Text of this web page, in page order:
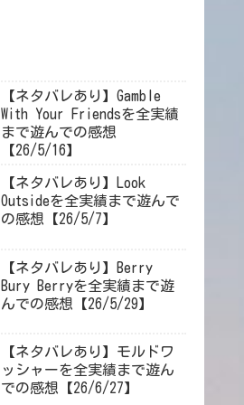
【ネタバレあり】Gamble
With Your Friendsを全実績
まで遊んでの感想
【26/5/16】
【ネタバレあり】Look
Outsideを全実績まで遊んで
の感想【26/5/7】
【ネタバレあり】Berry
Bury Berryを全実績まで遊
んでの感想【26/5/29】
【ネタバレあり】モルドワ
ッシャーを全実績まで遊ん
での感想【26/6/27】